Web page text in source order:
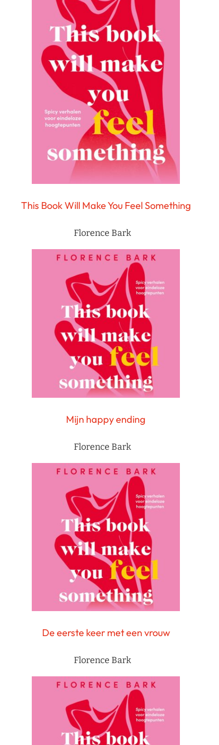
This Book Will Make You Feel Something
Florence Bark
Mijn happy ending
Florence Bark
De eerste keer met een vrouw
Florence Bark